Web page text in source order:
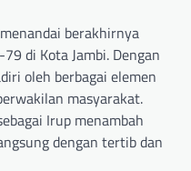
berakhirnya
di Kota Jambi. Dengan
oleh berbagai elemen
masyarakat.
Irup menambah
dengan tertib dan